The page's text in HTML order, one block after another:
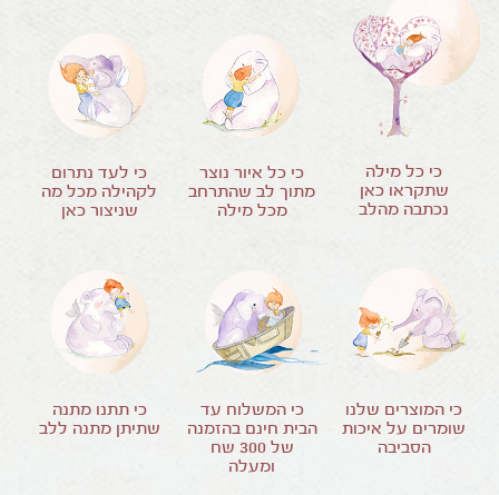
כי כל מילה
שתקראו כאן
נכתבה מהלב
כי כל איור נוצר
מתוך לב שהתרחב
מכל מילה
כי לעד נתרום
לקהילה מכל מה
שניצור כאן
כי המוצרים שלנו
שומרים על איכות
הסביבה
כי המשלוח עד
הבית חינם בהזמנה
של 300 שח
ומעלה
כי תתנו מתנה
שתיתן מתנה ללב